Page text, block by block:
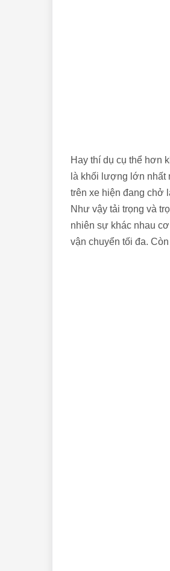
Hay thí dụ cụ thể hơn
là khối lượng lớn nhất
trên xe hiện đang chở
Như vậy tải trọng và
nhiên sự khác nhau
vận chuyển tối đa.